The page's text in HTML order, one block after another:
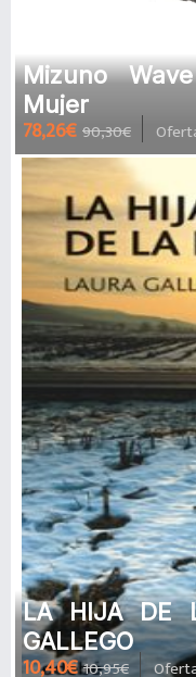
Mizuno
Mujer
78,26€ 90,30€
LA HIJA DE
GALLEGO
10,40€ 10,95€